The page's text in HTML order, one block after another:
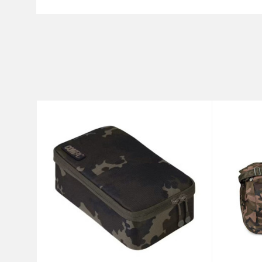
Anti-spam zaštita -
POŠALJI